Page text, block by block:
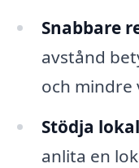
Snabbare
avstånd
och mindre
Stödja
anlita en